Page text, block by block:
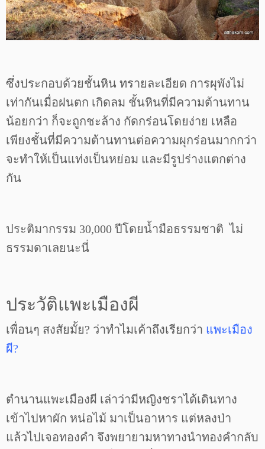
ซึ่งประกอบด้วยชั้นหิน ทรายละเอียด การผุพังไม่
เท่ากันเมื่อฝนตก เกิดลม ชั้นหินที่มีความต้านทาน
น้อยกว่า ก็จะถูกชะล้าง กัดกร่อนโดยง่าย เหลือ
เพียงชั้นที่มีความต้านทานต่อความผุกร่อนมากกว่า
จะทำให้เป็นแท่งเป็นหย่อม และมีรูปร่างแตกต่าง
กัน
ประติมากรรม 30,000 ปีโดยน้ำมือธรรมชาติ ไม่
ธรรมดาเลยนะนี่
ประวัติแพะเมืองผี
เพื่อนๆ สงสัยมั้ย? ว่าทำไมเค้าถึงเรียกว่า แพะเมือง
ผี?
ตำนานแพะเมืองผี เล่าว่ามีหญิงชราได้เดินทาง
เข้าไปหาผัก หน่อไม้ มาเป็นอาหาร แต่หลงป่า
แล้วไปเจอทองคำ จึงพยายามหาทางนำทองคำกลับ